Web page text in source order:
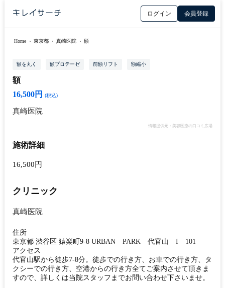
ログイン 会員登録
Home › 東京都 › 真崎医院 › 額
額を丸く 額プロテーゼ 前額リフト 額縮小
額
16,500円
(税込)
真崎医院
情報提供元：美容医療の口コミ広場
施術詳細
16,500円
クリニック
真崎医院
住所
東京都 渋谷区 猿楽町9-8 URBAN PARK 代官山 I 101
アクセス
代官山駅から徒歩7-8分。徒歩での行き方、お車での行き方、タ
クシーでの行き方、空港からの行き方全てご案内させて頂きま
すので、詳しくは当院スタッフまでお問い合わせ下さいませ。